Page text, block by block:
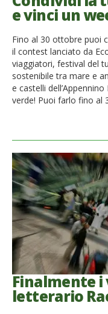
French
Italiano
e vinci un
Fino al 30 ottobre puoi
il contest lanciato da
viaggiatori, festival del
sostenibile tra mare e
e castelli
verde! Puoi farlo fino al
Finalmente
letterario